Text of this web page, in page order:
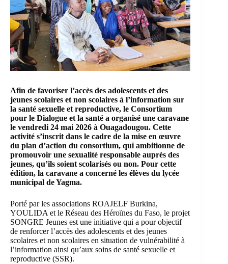
Afin de favoriser l’accès des adolescents et des
jeunes scolaires et non scolaires à l’information sur
la santé sexuelle et reproductive, le Consortium
pour le Dialogue et la santé a organisé une caravane
le vendredi 24 mai 2026 à Ouagadougou. Cette
activité s’inscrit dans le cadre de la mise en œuvre
du plan d’action du consortium, qui ambitionne de
promouvoir une sexualité responsable auprès des
jeunes, qu’ils soient scolarisés ou non. Pour cette
édition, la caravane a concerné les élèves du lycée
municipal de Yagma.
Porté par les associations ROAJELF Burkina,
YOULIDA et le Réseau des Héroïnes du Faso, le projet
SONGRE Jeunes est une initiative qui a pour objectif
de renforcer l’accès des adolescents et des jeunes
scolaires et non scolaires en situation de vulnérabilité à
l’information ainsi qu’aux soins de santé sexuelle et
reproductive (SSR).